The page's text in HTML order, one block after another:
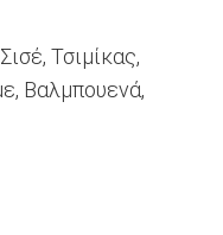
Τσιμίκας,
Βαλμπουενά,